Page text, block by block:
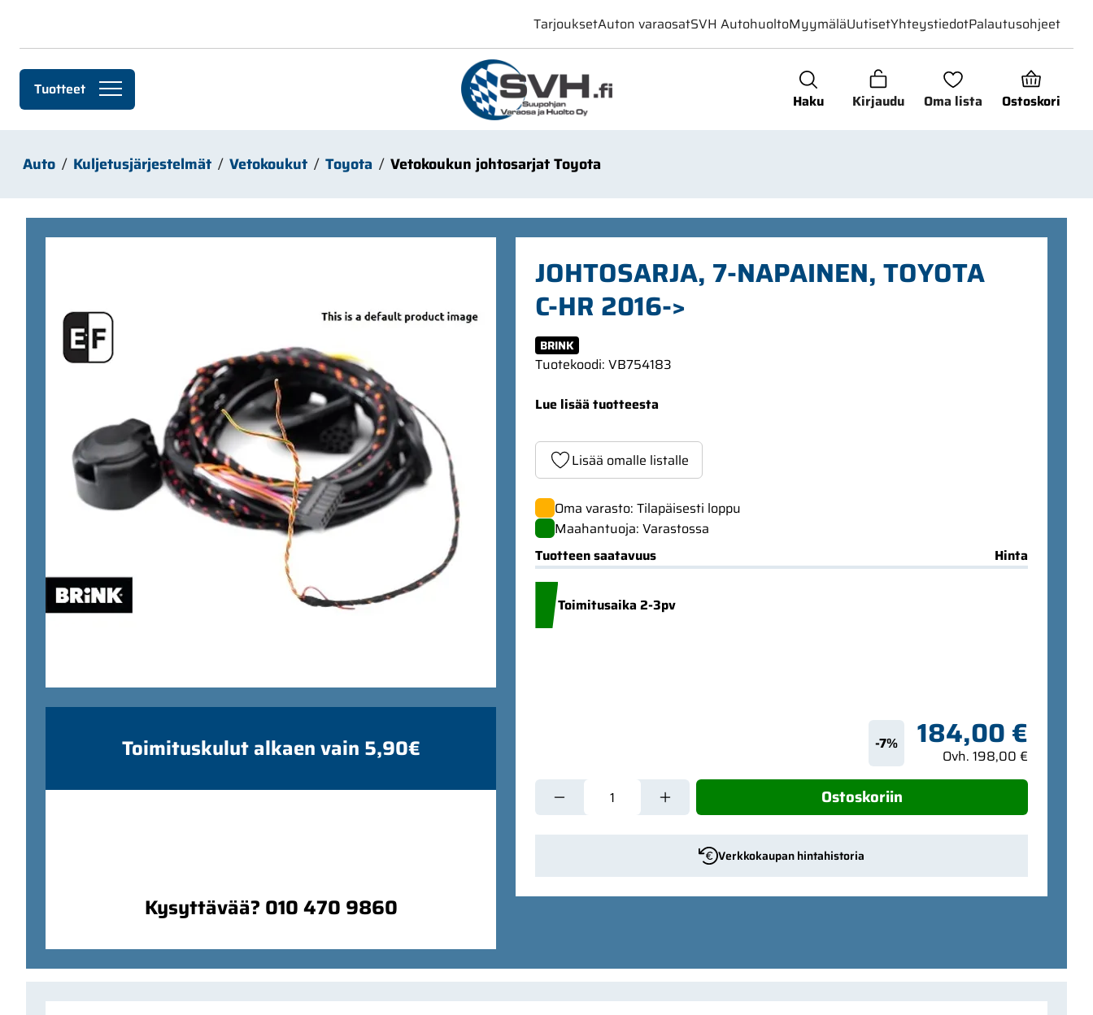
Haku Kirjaudu Oma lista Ostoskori
Tuotteet
TarjouksetAuton varaosatSVH AutohuoltoMyymäläUutisetYhteystiedotPalautusohjeet
Auto Kuljetusjärjestelmät Vetokoukut Toyota Vetokoukun johtosarjat Toyota
JOHTOSARJA, 7-NAPAINEN, TOYOTA
C-HR 2016->
Ohita kuvat
BRINK
Tuotekoodi: VB754183
Lue lisää tuotteesta
Lisää omalle listalle
Oma varasto: Tilapäisesti loppu
Maahantuoja: Varastossa
Tuotteen saatavuus
Hinta
Toimitusaika 2-3pv
-7% 184,00 €
Ovh. 198,00 €
Ostoskoriin
Verkkokaupan hintahistoria
Toimituskulut alkaen vain 5,90€
Kysyttävää? 010 470 9860